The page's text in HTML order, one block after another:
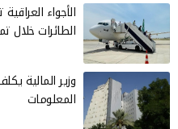
الطائرات خلال
وزير المالية
المعلومات